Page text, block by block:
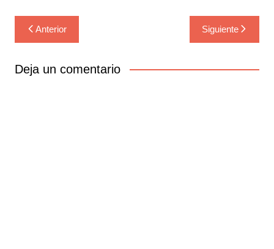
Navegación
de
entradas
Anterior Siguiente
Deja un comentario